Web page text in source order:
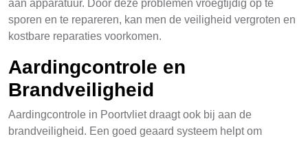
aan apparatuur. Door deze problemen vroegtijdig op te
sporen en te repareren, kan men de veiligheid vergroten en
kostbare reparaties voorkomen.
Aardingcontrole en
Brandveiligheid
Aardingcontrole in Poortvliet draagt ook bij aan de
brandveiligheid. Een goed geaard systeem helpt om